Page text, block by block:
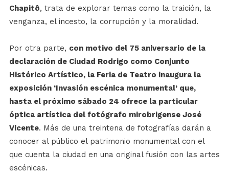
Chapitô, trata de explorar temas como la traición, la
venganza, el incesto, la corrupción y la moralidad.
Por otra parte, con motivo del 75 aniversario de la
declaración de Ciudad Rodrigo como Conjunto
Histórico Artístico, la Feria de Teatro inaugura la
exposición ‘Invasión escénica monumental’ que,
hasta el próximo sábado 24 ofrece la particular
óptica artística del fotógrafo mirobrigense José
Vicente. Más de una treintena de fotografías darán a
conocer al público el patrimonio monumental con el
que cuenta la ciudad en una original fusión con las artes
escénicas.